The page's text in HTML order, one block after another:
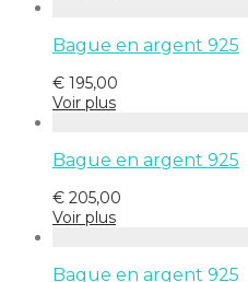
Bague en argent 925
€ 195,00
Voir plus
Bague en argent 925
€ 205,00
Voir plus
Bague en argent 925